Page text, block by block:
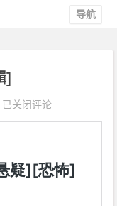
导航
]
寂
静
部
已关闭评论